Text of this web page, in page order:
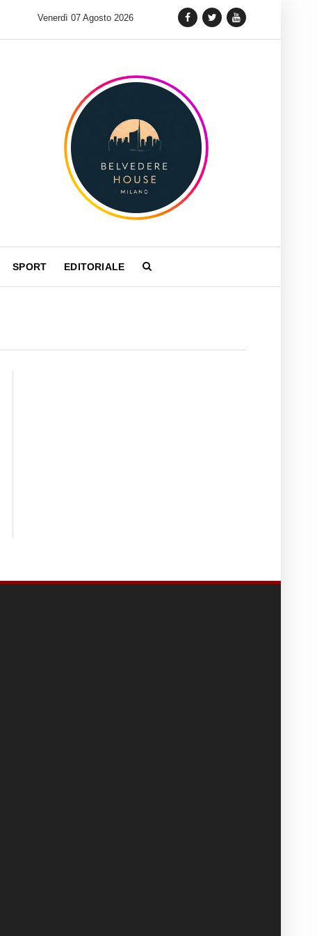
Tag Heuer lancia una variante Limited Edition del Carrera
Venerdì 07 Agosto 2026
SPORT EDITORIALE